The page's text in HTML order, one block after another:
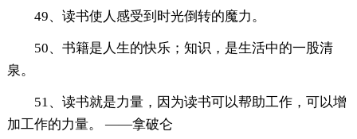
49、读书使人感受到时光倒转的魔力。
50、书籍是人生的快乐；知识，是生活中的一股清
泉。
51、读书就是力量，因为读书可以帮助工作，可以增
加工作的力量。 ——拿破仑